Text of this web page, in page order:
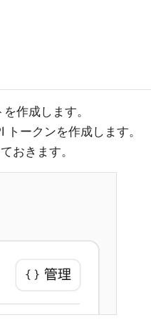
作成します。
トークンを作成します。
おきます。